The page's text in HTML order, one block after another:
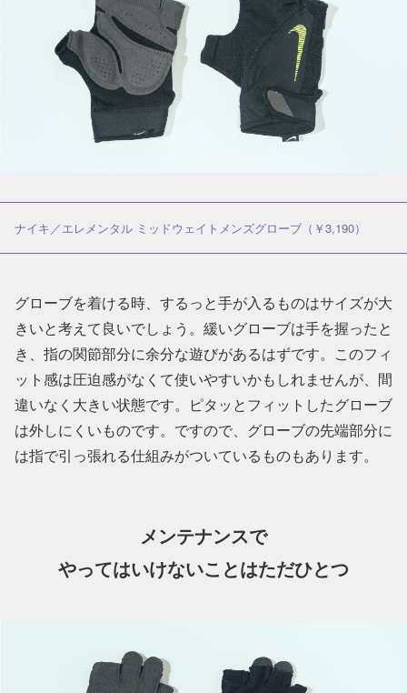
ナイキ／エレメンタル ミッドウェイトメンズグローブ（￥3,190）
グローブを着ける時、するっと手が入るものはサイズが大
きいと考えて良いでしょう。緩いグローブは手を握ったと
き、指の関節部分に余分な遊びがあるはずです。このフィ
ット感は圧迫感がなくて使いやすいかもしれませんが、間
違いなく大きい状態です。ピタッとフィットしたグローブ
は外しにくいものです。ですので、グローブの先端部分に
は指で引っ張れる仕組みがついているものもあります。
メンテナンスで
やってはいけないことはただひとつ